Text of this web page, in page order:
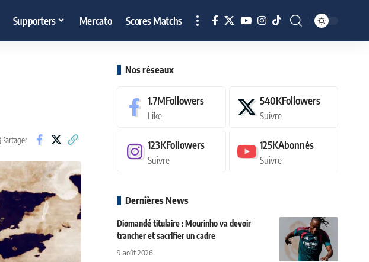
Supporters Mercato Scores Matchs
Partager
Nos réseaux
1.7MFollowers
Like
540KFollowers
Suivre
123KFollowers
Suivre
125KAbonnés
Suivre
Dernières News
Diomandé titulaire : Mourinho va devoir
trancher et sacrifier un cadre
9 août 2026